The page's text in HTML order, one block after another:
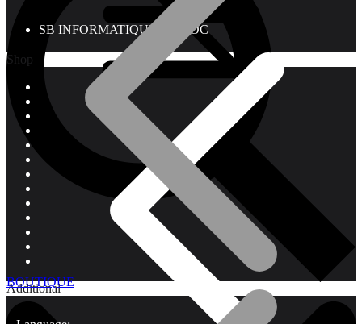
SB INFORMATIQUE MAROC
Shop
Additional
BOUTIQUE